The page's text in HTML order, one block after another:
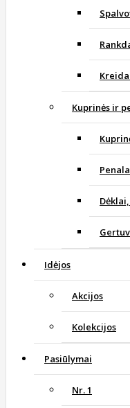
Kuprinės ir
Idėjos
Akcijos
Kolekcijos
Pasiūlymai
Nr. 1